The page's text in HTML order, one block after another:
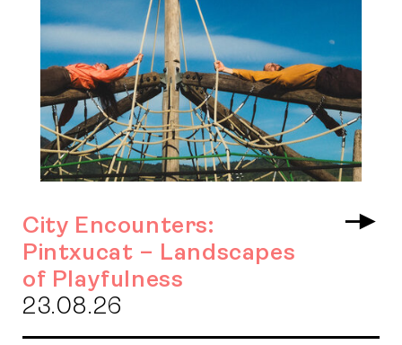
City Encounters:
Pintxucat – Landscapes
of Playfulness
23.08.26